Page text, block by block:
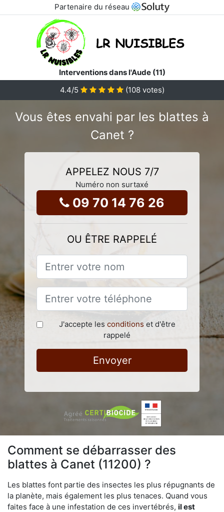
Partenaire du réseau
Interventions dans l'Aude (11)
4.4/5 (108votes)
Vous êtes envahi par les blattes à
Canet ?
APPELEZ NOUS 7/7
Numéro non surtaxé
09 70 14 76 26
OU ÊTRE RAPPELÉ
J'accepte les conditions et d'être
rappelé
Envoyer
Comment se débarrasser des
blattes à Canet (11200) ?
Les blattes font partie des insectes les plus répugnants de
la planète, mais également les plus tenaces. Quand vous
faites face à une infestation de ces invertébrés, il est